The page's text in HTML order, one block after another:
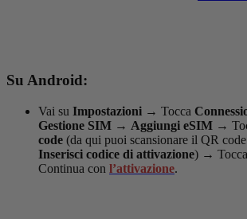
Su Android:
Vai su Impostazioni → Tocca
Gestione SIM → Aggiungi eSIM →
code (da qui puoi scansionare il QR
Inserisci codice di attivazione) → Tocca
Continua con l’attivazione.